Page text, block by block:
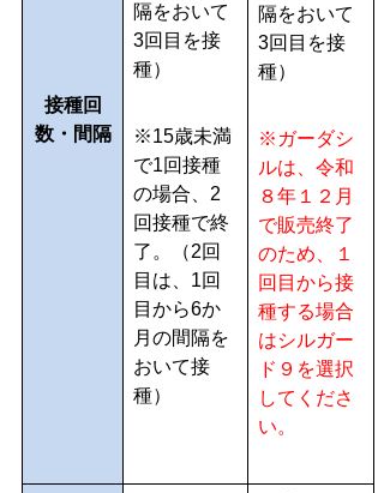
接種回
数・間隔
隔をおいて
3回目を接
種）
※15歳未満
で1回接種
の場合、2
回接種で終
了。（2回
目は、1回
目から6か
月の間隔を
おいて接
種）
隔をおいて
3回目を接
種）
※ガーダシ
ルは、令和
８年１２月
で販売終了
のため、１
回目から接
種する場合
はシルガー
ド９を選択
してくださ
い。